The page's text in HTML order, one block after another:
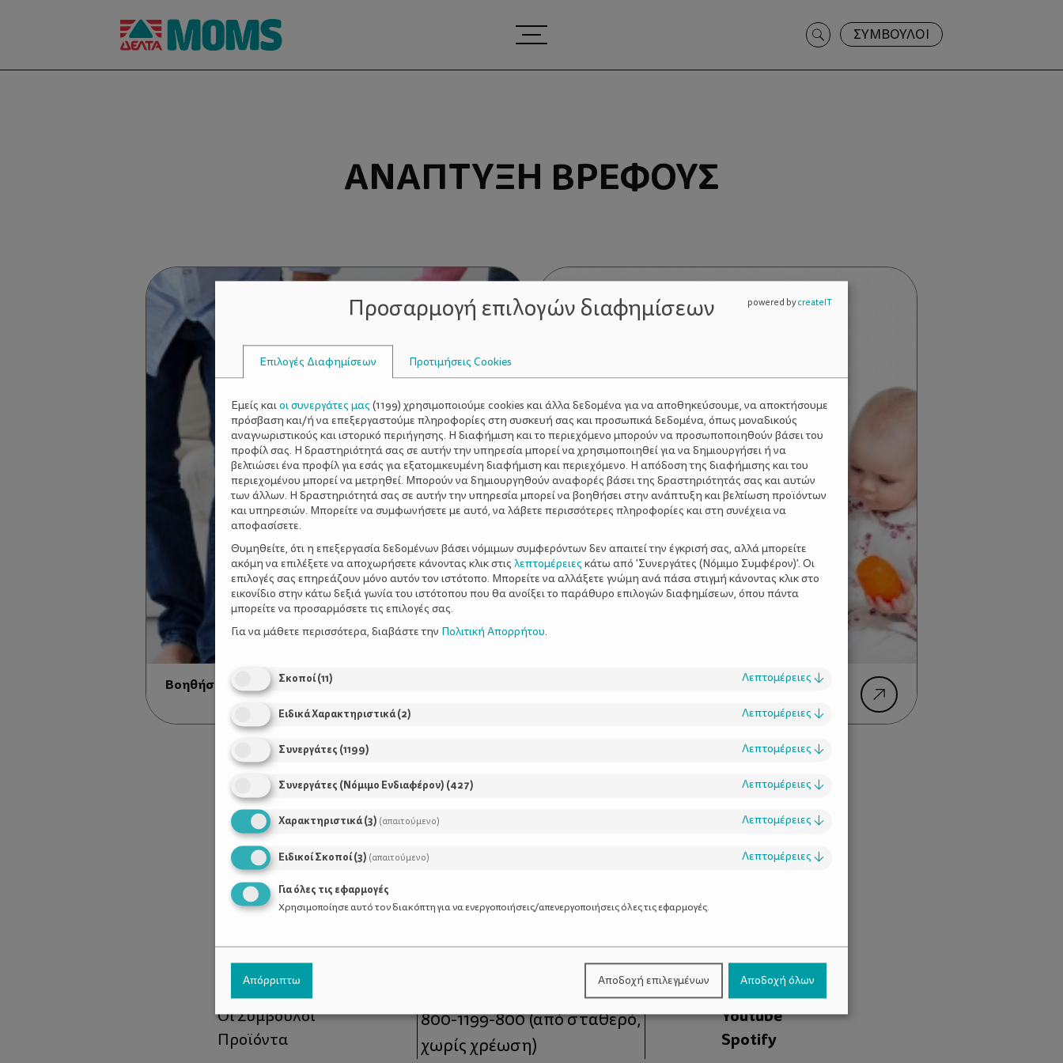
Search
for:
ΣΥΜΒΟΥΛΟΙ
ΑΝΆΠΤΥΞΗ ΒΡΈΦΟΥΣ
Βοηθήστε το μωρό να περπατήσει γρήγορα
10 τρόποι να κάνετε το μωρό σας (ακόμα) πιο
Χρήσιμοι Σύνδεσμοι
Τι είναι το ΔΕΛΤΑ moms
Οι Σύμβουλοι
Προϊόντα
Τηλέφωνο Επικοινωνίας:
800-1199-800(από σταθερό,
χωρίς χρέωση)
Facebook
Instagram
Youtube
Spotify
Προσαρμογή επιλογών διαφημίσεων
Επιλογές Διαφημίσεων Προτιμήσεις Cookies
Εμείς καιοι συνεργάτες μας (1199) χρησιμοποιούμε cookies και άλλα δεδομένα για να αποθηκεύσουμε, να αποκτήσουμε
πρόσβαση και/ή να επεξεργαστούμε πληροφορίες στη συσκευή σας και προσωπικά δεδομένα, όπως μοναδικούς
αναγνωριστικούς και ιστορικό περιήγησης. Η διαφήμιση και το περιεχόμενο μπορούν να προσωποποιηθούν βάσει του
προφίλ σας. Η δραστηριότητά σας σε αυτήν την υπηρεσία μπορεί να χρησιμοποιηθεί για να δημιουργήσει ή να
βελτιώσει ένα προφίλ για εσάς για εξατομικευμένη διαφήμιση και περιεχόμενο. Η απόδοση της διαφήμισης και του
περιεχομένου μπορεί να μετρηθεί. Μπορούν να δημιουργηθούν αναφορές βάσει της δραστηριότητάς σας και αυτών
των άλλων. Η δραστηριότητά σας σε αυτήν την υπηρεσία μπορεί να βοηθήσει στην ανάπτυξη και βελτίωση προϊόντων
και υπηρεσιών. Μπορείτε να συμφωνήσετε με αυτό, να λάβετε περισσότερες πληροφορίες και στη συνέχεια να
αποφασίσετε.
Θυμηθείτε, ότι η επεξεργασία δεδομένων βάσει νόμιμων συμφερόντων δεν απαιτεί την έγκρισή σας, αλλά μπορείτε
ακόμη να επιλέξετε να αποχωρήσετε κάνοντας κλικ στις λεπτομέρειες κάτω από 'Συνεργάτες (Νόμιμο Συμφέρον)'. Οι
επιλογές σας επηρεάζουν μόνο αυτόν τον ιστότοπο. Μπορείτε να αλλάξετε γνώμη ανά πάσα στιγμή κάνοντας κλικ στο
εικονίδιο στην κάτω δεξιά γωνία του ιστότοπου που θα ανοίξει το παράθυρο επιλογών διαφημίσεων, όπου πάντα
μπορείτε να προσαρμόσετε τις επιλογές σας.
Για να μάθετε περισσότερα, διαβάστε την Πολιτική Απορρήτου.
Σκοποί(11) Λεπτομέρειες ↓
Ειδικά Χαρακτηριστικά(2) Λεπτομέρειες ↓
Συνεργάτες (1199) Λεπτομέρειες ↓
Συνεργάτες (Νόμιμο Ενδιαφέρον) (427) Λεπτομέρειες ↓
Χαρακτηριστικά(3) (απαιτούμενο) Λεπτομέρειες ↓
Ειδικοί Σκοποί(3) (απαιτούμενο) Λεπτομέρειες ↓
Για όλες τις εφαρμογές
Χρησιμοποίησε αυτό τον διακόπτη για να ενεργοποιήσεις/απενεργοποιήσεις όλες τις εφαρμογές.
Απόρριπτω Αποδοχή επιλεγμένων Αποδοχή όλων
powered bycreateIT